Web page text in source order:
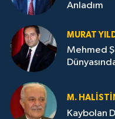
Anladım
MURAT
Mehmed
M.
Kaybolan